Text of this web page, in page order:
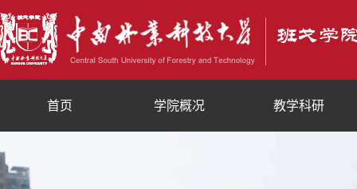
首页 学院概况 教学科研